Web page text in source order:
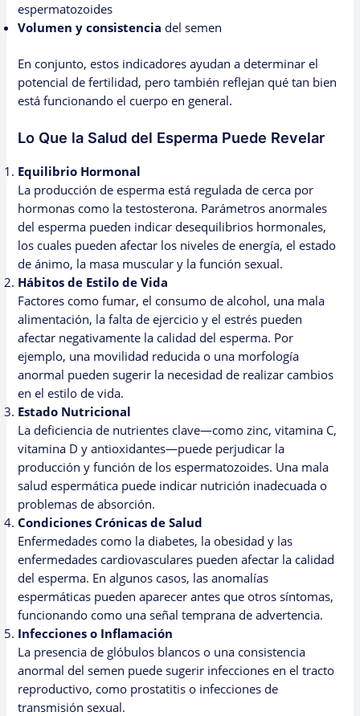
espermatozoides
Volumen y consistencia del semen
En conjunto, estos indicadores ayudan a determinar el
potencial de fertilidad, pero también reflejan qué tan bien
está funcionando el cuerpo en general.
Lo Que la Salud del Esperma Puede Revelar
Equilibrio Hormonal
La producción de esperma está regulada de cerca por
hormonas como la testosterona. Parámetros anormales
del esperma pueden indicar desequilibrios hormonales,
los cuales pueden afectar los niveles de energía, el estado
de ánimo, la masa muscular y la función sexual.
Hábitos de Estilo de Vida
Factores como fumar, el consumo de alcohol, una mala
alimentación, la falta de ejercicio y el estrés pueden
afectar negativamente la calidad del esperma. Por
ejemplo, una movilidad reducida o una morfología
anormal pueden sugerir la necesidad de realizar cambios
en el estilo de vida.
Estado Nutricional
La deficiencia de nutrientes clave—como zinc, vitamina C,
vitamina D y antioxidantes—puede perjudicar la
producción y función de los espermatozoides. Una mala
salud espermática puede indicar nutrición inadecuada o
problemas de absorción.
Condiciones Crónicas de Salud
Enfermedades como la diabetes, la obesidad y las
enfermedades cardiovasculares pueden afectar la calidad
del esperma. En algunos casos, las anomalías
espermáticas pueden aparecer antes que otros síntomas,
funcionando como una señal temprana de advertencia.
Infecciones o Inflamación
La presencia de glóbulos blancos o una consistencia
anormal del semen puede sugerir infecciones en el tracto
reproductivo, como prostatitis o infecciones de
transmisión sexual.